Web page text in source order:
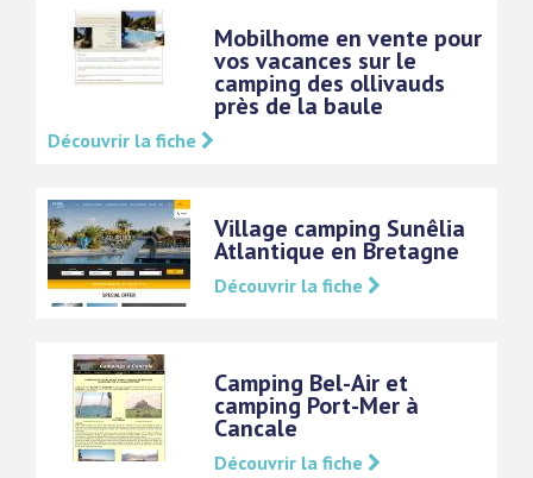
Mobilhome en vente pour
vos vacances sur le
camping des ollivauds
près de la baule
Découvrir la fiche
Village camping Sunêlia
Atlantique en Bretagne
Découvrir la fiche
Camping Bel-Air et
camping Port-Mer à
Cancale
Découvrir la fiche